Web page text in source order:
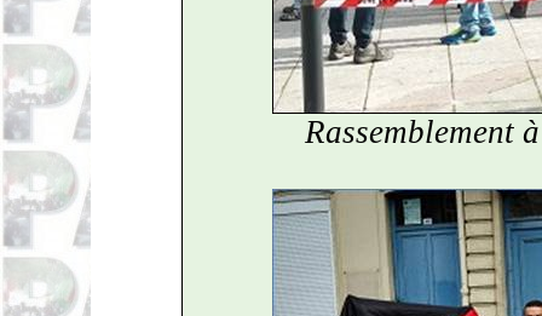
Rassemblement